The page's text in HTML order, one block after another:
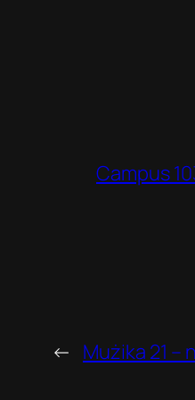
Campus
← Mużika 21 –